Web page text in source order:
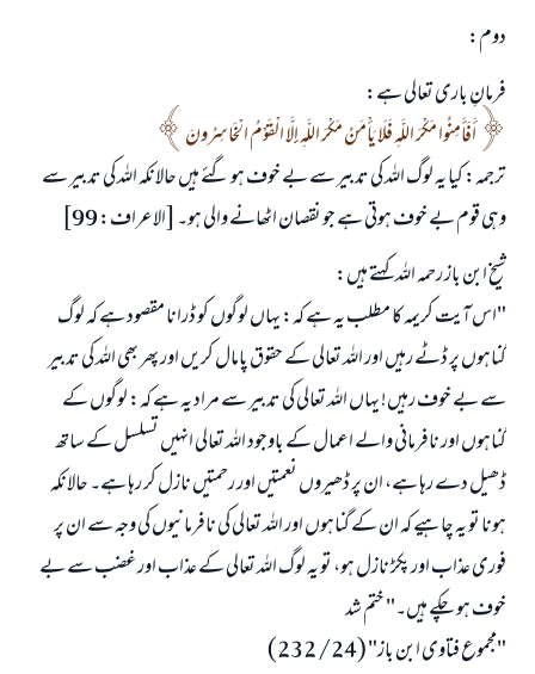
دوم:
فرمانِ باری تعالی ہے:
أَفَأَمِنُوا مَكْرَ اللَّهِ فَلَا يَأْمَنُ مَكْرَ اللَّهِ إِلَّا الْقَوْمُ الْخَاسِرُونَ
ترجمہ: کیا یہ لوگ اللہ کی تدبیر سے بے خوف ہو گئے ہیں حالانکہ اللہ کی تدبیر سے
وہی قوم بے خوف ہوتی ہے جو نقصان اٹھانے والی ہو۔ [الاعراف: 99]
شیخ ابن باز رحمہ اللہ کہتے ہیں:
"اس آیت کریمہ کا مطلب یہ ہے کہ: یہاں لوگوں کو ڈرانا مقصود ہے کہ لوگ
گناہوں پر ڈٹے رہیں اور اللہ تعالی کے حقوق پامال کریں اور پھر بھی اللہ کی تدبیر
سے بے خوف رہیں! یہاں اللہ تعالی کی تدبیر سے مراد یہ ہے کہ: لوگوں کے
گناہوں اور نافرمانی والے اعمال کے باوجود اللہ تعالی انہیں تسلسل کے ساتھ
ڈھیل دے رہا ہے، ان پر ڈھیروں نعمتیں اور رحمتیں نازل کر رہا ہے۔ حالانکہ
ہونا تو یہ چاہیے کہ ان کے گناہوں اور اللہ تعالی کی نافرمانیوں کی وجہ سے ان پر
فوری عذاب اور پکڑ نازل ہو، تو یہ لوگ اللہ تعالی کے عذاب اور غضب سے بے
خوف ہو چکے ہیں۔" ختم شد
"مجموع فتاوى ابن باز" (24/ 232)
نیکی کی رہنمائی کرنے والے کو بھی نیکی کرنے والے کے برابر اجر ملتا ہے۔
(مسلم : 1893)
ابھی تعاون کریں